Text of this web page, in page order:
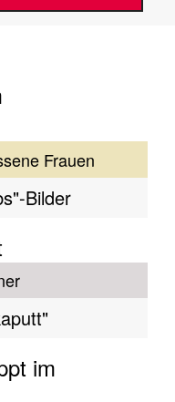
Frauen
Bilder